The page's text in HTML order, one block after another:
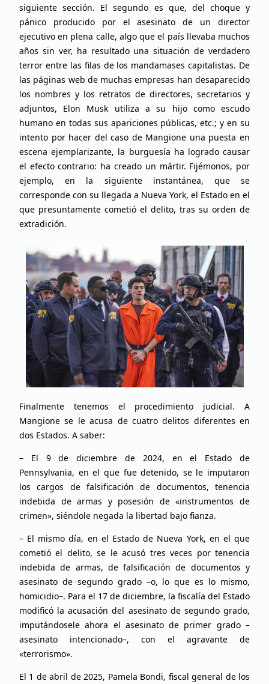
siguiente sección. El segundo es que, del choque y
pánico producido por el asesinato de un director
ejecutivo en plena calle, algo que el país llevaba muchos
años sin ver, ha resultado una situación de verdadero
terror entre las filas de los mandamases capitalistas. De
las páginas web de muchas empresas han desaparecido
los nombres y los retratos de directores, secretarios y
adjuntos, Elon Musk utiliza a su hijo como escudo
humano en todas sus apariciones públicas, etc.; y en su
intento por hacer del caso de Mangione una puesta en
escena ejemplarizante, la burguesía ha logrado causar
el efecto contrario: ha creado un mártir. Fijémonos, por
ejemplo, en la siguiente instantánea, que se
corresponde con su llegada a Nueva York, el Estado en el
que presuntamente cometió el delito, tras su orden de
extradición.
Finalmente tenemos el procedimiento judicial. A
Mangione se le acusa de cuatro delitos diferentes en
dos Estados. A saber:
– El 9 de diciembre de 2024, en el Estado de
Pennsylvania, en el que fue detenido, se le imputaron
los cargos de falsificación de documentos, tenencia
indebida de armas y posesión de «instrumentos de
crimen», siéndole negada la libertad bajo fianza.
– El mismo día, en el Estado de Nueva York, en el que
cometió el delito, se le acusó tres veces por tenencia
indebida de armas, de falsificación de documentos y
asesinato de segundo grado –o, lo que es lo mismo,
homicidio–. Para el 17 de diciembre, la fiscalía del Estado
modificó la acusación del asesinato de segundo grado,
imputándosele ahora el asesinato de primer grado –
asesinato intencionado–, con el agravante de
«terrorismo».
El 1 de abril de 2025, Pamela Bondi, fiscal general de los